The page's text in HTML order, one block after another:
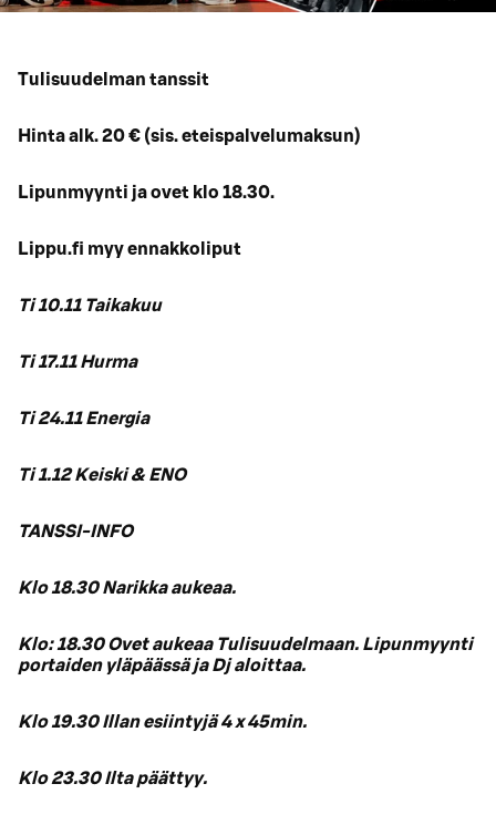
Tulisuudelman tanssit
Hinta alk. 20 € (sis. eteispalvelumaksun)
Lipunmyynti ja ovet klo 18.30.
Lippu.fi myy ennakkoliput
Ti 10.11 Taikakuu
Ti 17.11 Hurma
Ti 24.11 Energia
Ti 1.12 Keiski & ENO
TANSSI-INFO
Klo 18.30 Narikka aukeaa.
Klo: 18.30 Ovet aukeaa Tulisuudelmaan. Lipunmyynti
portaiden yläpäässä ja Dj aloittaa.
Klo 19.30 Illan esiintyjä 4 x 45min.
Klo 23.30 Ilta päättyy.